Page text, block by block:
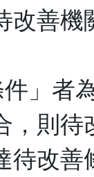
改善機
」者
，則待
待改善